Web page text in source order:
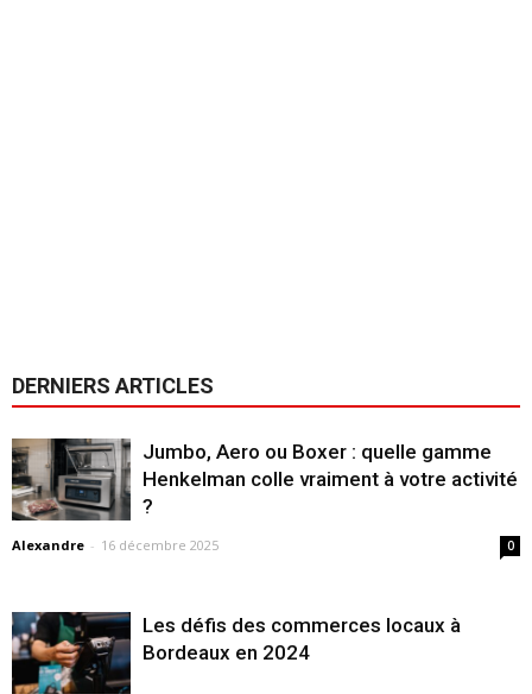
DERNIERS ARTICLES
Jumbo, Aero ou Boxer : quelle gamme
Henkelman colle vraiment à votre activité
?
Alexandre - 16 décembre 2025 0
Les défis des commerces locaux à
Bordeaux en 2024